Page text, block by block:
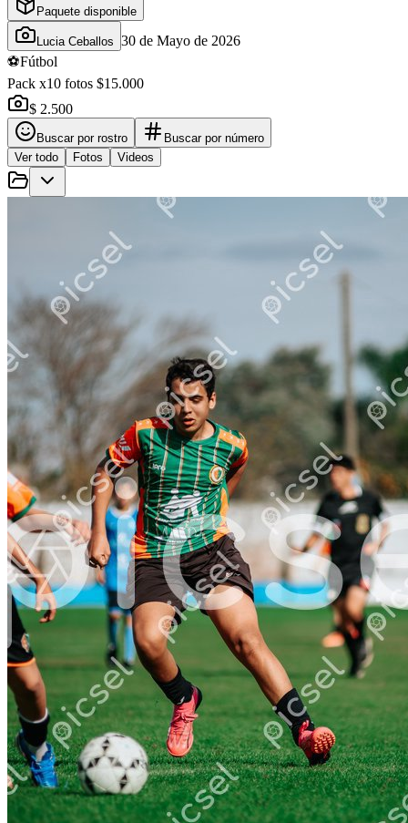
Paquete disponible
Lucia Ceballos 30 de Mayo de 2026
⚽Fútbol
Pack x10 fotos $15.000
$ 2.500
Buscar por rostro
Buscar por número
Ver todo
Fotos Videos